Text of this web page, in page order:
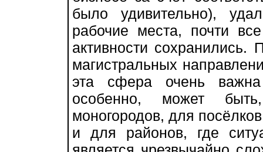
было удивительно),
рабочие места, почти
активности
магистральных
эта сфера очень
особенно, может
моногородов, для
и для районов, где